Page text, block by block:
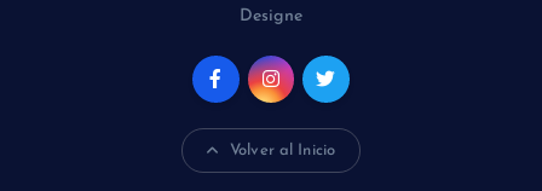
Designe
Volver al Inicio